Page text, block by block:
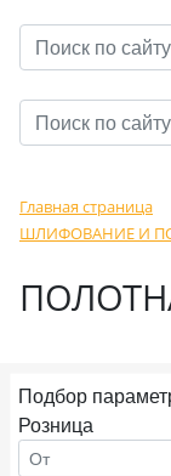
Главная страница
ШЛИФОВАНИЕ И
Подбор
Розница